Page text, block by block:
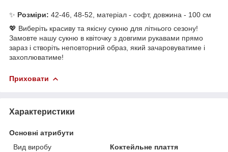
✨ Розміри: 42-46, 48-52, матеріал - софт, довжина - 100 см
💖 Виберіть красиву та якісну сукню для літнього сезону!
Замовте нашу сукню в квіточку з довгими рукавами прямо
зараз і створіть неповторний образ, який зачаровуватиме і
захоплюватиме!
Приховати
Характеристики
Основні атрибути
Вид виробу
Коктейльне плаття